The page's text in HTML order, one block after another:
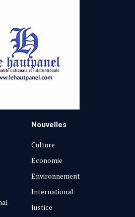
Nouvelles
Culture
Economie
Environnement
International
Justice